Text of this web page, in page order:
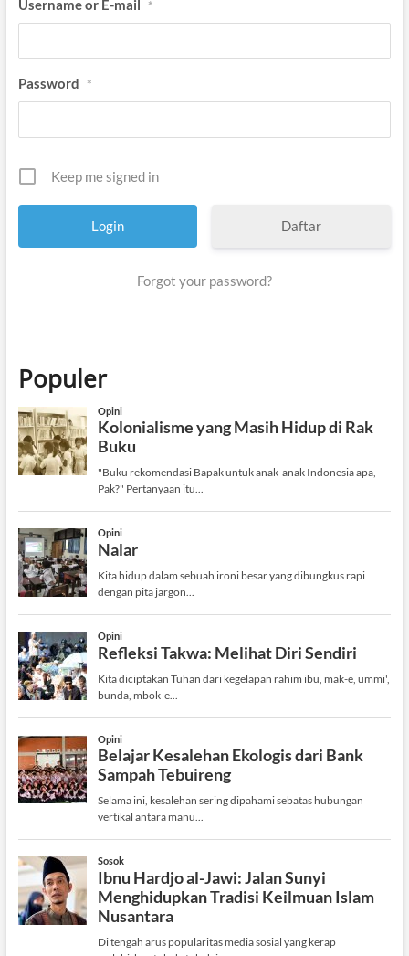
Username or E-mail *
Password *
Keep me signed in
Daftar
Forgot your password?
Populer